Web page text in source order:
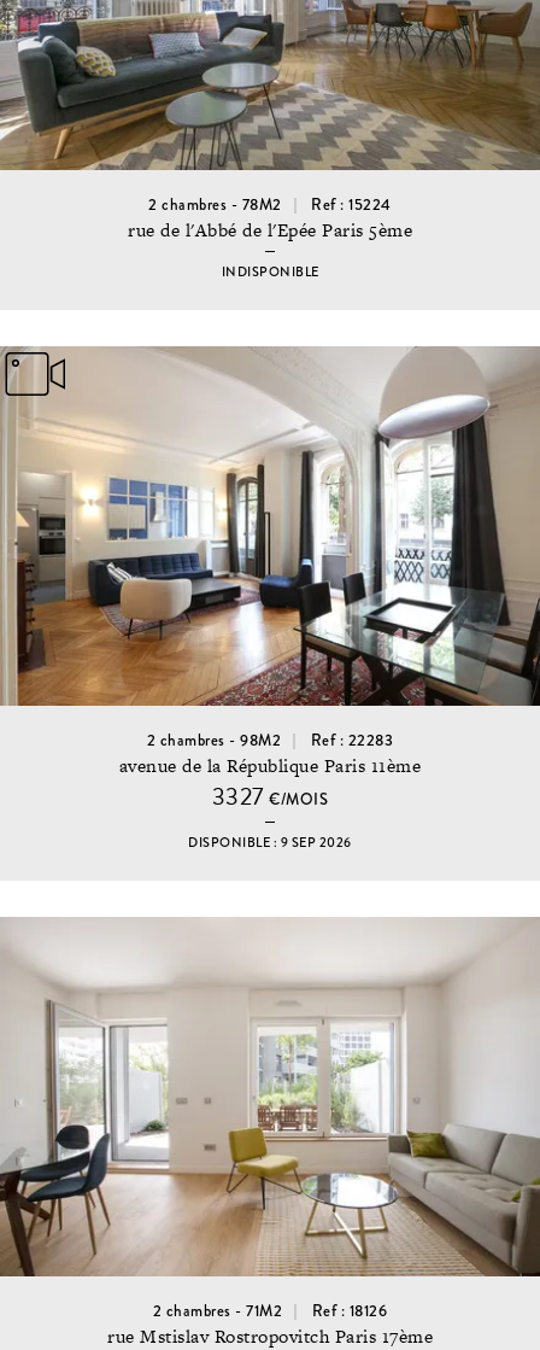
2 chambres - 78M2 Ref : 15224
rue de l'Abbé de l'Epée Paris 5ème
INDISPONIBLE
2 chambres - 98M2 Ref : 22283
avenue de la République Paris 11ème
3327€/MOIS
DISPONIBLE : 9 SEP 2026
2 chambres - 71M2 Ref : 18126
rue Mstislav Rostropovitch Paris 17ème